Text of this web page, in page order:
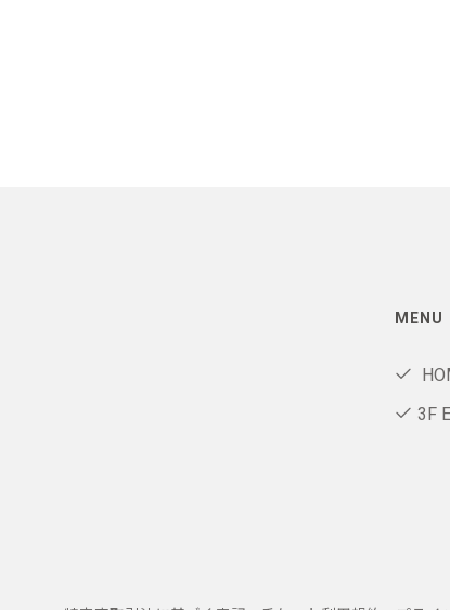
MENU
3F